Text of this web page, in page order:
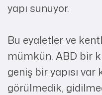
yapı sunuyor.
Bu eyaletler ve
mümkün. ABD bir
geniş bir yapısı var
görülmedik,